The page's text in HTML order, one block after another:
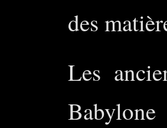
des
Les